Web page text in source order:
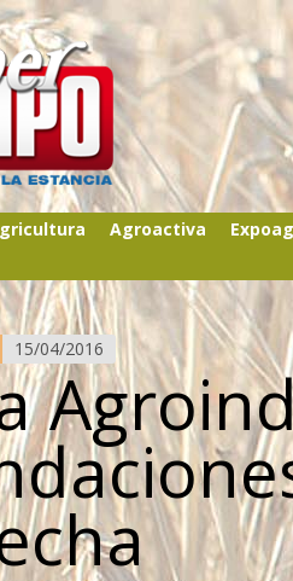
Agroactiva
15/04/2016